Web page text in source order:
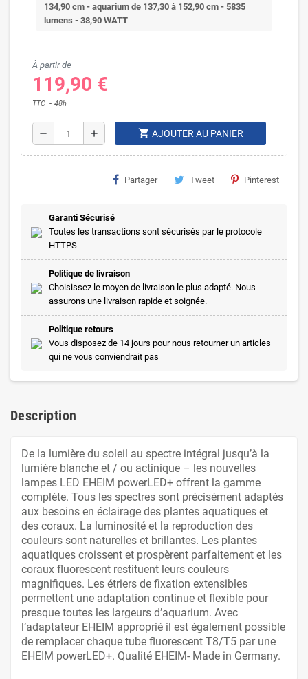
134,90 cm - aquarium de 137,30 à 152,90 cm - 5835
lumens - 38,90 WATT
À partir de
119,90 €
TTC 48h
remove add shopping_cart AJOUTER AU PANIER
Partager Tweet Pinterest
Garanti Sécurisé
Toutes les transactions sont sécurisés par le protocole
HTTPS
Politique de livraison
Choisissez le moyen de livraison le plus adapté. Nous
assurons une livraison rapide et soignée.
Politique retours
Vous disposez de 14 jours pour nous retourner un articles
qui ne vous conviendrait pas
Description
De la lumière du soleil au spectre intégral jusqu’à la
lumière blanche et / ou actinique – les nouvelles
lampes LED EHEIM powerLED+ offrent la gamme
complète. Tous les spectres sont précisément adaptés
aux besoins en éclairage des plantes aquatiques et
des coraux. La luminosité et la reproduction des
couleurs sont naturelles et brillantes. Les plantes
aquatiques croissent et prospèrent parfaitement et les
coraux fluorescent restituent leurs couleurs
magnifiques. Les étriers de fixation extensibles
permettent une adaptation continue et flexible pour
presque toutes les largeurs d’aquarium. Avec
l’adaptateur EHEIM approprié il est également possible
de remplacer chaque tube fluorescent T8/T5 par une
EHEIM powerLED+. Qualité EHEIM- Made in Germany.